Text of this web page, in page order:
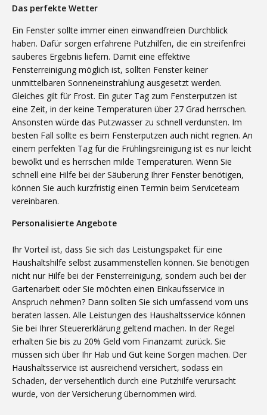
Das perfekte Wetter
Ein Fenster sollte immer einen einwandfreien Durchblick
haben. Dafür sorgen erfahrene Putzhilfen, die ein streifenfrei
sauberes Ergebnis liefern. Damit eine effektive
Fensterreinigung möglich ist, sollten Fenster keiner
unmittelbaren Sonneneinstrahlung ausgesetzt werden.
Gleiches gilt für Frost. Ein guter Tag zum Fensterputzen ist
eine Zeit, in der keine Temperaturen über 27 Grad herrschen.
Ansonsten würde das Putzwasser zu schnell verdunsten. Im
besten Fall sollte es beim Fensterputzen auch nicht regnen. An
einem perfekten Tag für die Frühlingsreinigung ist es nur leicht
bewölkt und es herrschen milde Temperaturen. Wenn Sie
schnell eine Hilfe bei der Säuberung Ihrer Fenster benötigen,
können Sie auch kurzfristig einen Termin beim Serviceteam
vereinbaren.
Personalisierte Angebote
Ihr Vorteil ist, dass Sie sich das Leistungspaket für eine
Haushaltshilfe selbst zusammenstellen können. Sie benötigen
nicht nur Hilfe bei der Fensterreinigung, sondern auch bei der
Gartenarbeit oder Sie möchten einen Einkaufsservice in
Anspruch nehmen? Dann sollten Sie sich umfassend vom uns
beraten lassen. Alle Leistungen des Haushaltsservice können
Sie bei Ihrer Steuererklärung geltend machen. In der Regel
erhalten Sie bis zu 20% Geld vom Finanzamt zurück. Sie
müssen sich über Ihr Hab und Gut keine Sorgen machen. Der
Haushaltsservice ist ausreichend versichert, sodass ein
Schaden, der versehentlich durch eine Putzhilfe verursacht
wurde, von der Versicherung übernommen wird.